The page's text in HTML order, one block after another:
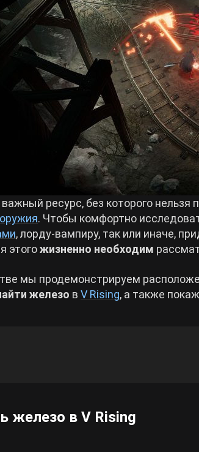
2
ресурс, без которого
оружия. Чтобы комфортно
, лорду-вампиру, так или иначе,
этогожизненно необходим
мы продемонстрируем
железо в V Rising, а также
железо в V Rising